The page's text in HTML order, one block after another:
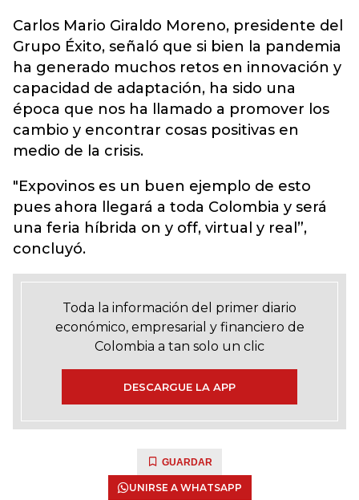
Carlos Mario Giraldo Moreno, presidente del
Grupo Éxito, señaló que si bien la pandemia
ha generado muchos retos en innovación y
capacidad de adaptación, ha sido una
época que nos ha llamado a promover los
cambio y encontrar cosas positivas en
medio de la crisis.
"Expovinos es un buen ejemplo de esto
pues ahora llegará a toda Colombia y será
una feria híbrida on y off, virtual y real”,
concluyó.
Toda la información del primer diario
económico, empresarial y financiero de
Colombia a tan solo un clic
DESCARGUE LA APP
GUARDAR
UNIRSE A WHATSAPP